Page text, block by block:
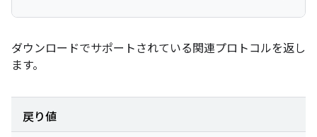
ダウンロードでサポートされている関連プロトコルを返し
ます。
戻り値